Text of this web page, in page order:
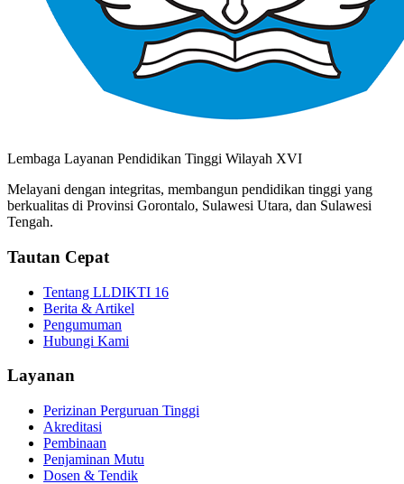
Lembaga Layanan Pendidikan Tinggi Wilayah XVI
Melayani dengan integritas, membangun pendidikan tinggi yang
berkualitas di Provinsi Gorontalo, Sulawesi Utara, dan Sulawesi
Tengah.
Tautan Cepat
Tentang LLDIKTI 16
Berita & Artikel
Pengumuman
Hubungi Kami
Layanan
Perizinan Perguruan Tinggi
Akreditasi
Pembinaan
Penjaminan Mutu
Dosen & Tendik